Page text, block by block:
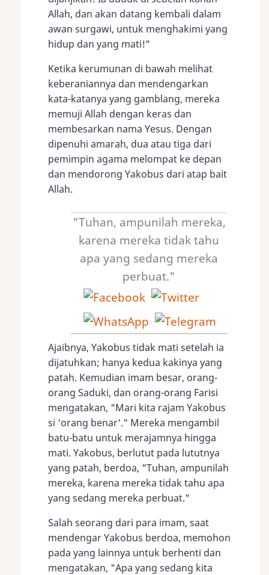
Allah, dan akan datang kembali dalam
awan surgawi, untuk menghakimi yang
hidup dan yang mati!"
Ketika kerumunan di bawah melihat
keberaniannya dan mendengarkan
kata-katanya yang gamblang, mereka
memuji Allah dengan keras dan
membesarkan nama Yesus. Dengan
dipenuhi amarah, dua atau tiga dari
pemimpin agama melompat ke depan
dan mendorong Yakobus dari atap bait
Allah.
"Tuhan, ampunilah mereka,
karena mereka tidak tahu
apa yang sedang mereka
perbuat."
Ajaibnya, Yakobus tidak mati setelah ia
dijatuhkan; hanya kedua kakinya yang
patah. Kemudian imam besar, orang-
orang Saduki, dan orang-orang Farisi
mengatakan, "Mari kita rajam Yakobus
si 'orang benar'." Mereka mengambil
batu-batu untuk merajamnya hingga
mati. Yakobus, berlutut pada lututnya
yang patah, berdoa, "Tuhan, ampunilah
mereka, karena mereka tidak tahu apa
yang sedang mereka perbuat."
Salah seorang dari para imam, saat
mendengar Yakobus berdoa, memohon
pada yang lainnya untuk berhenti dan
mengatakan, "Apa yang sedang kita